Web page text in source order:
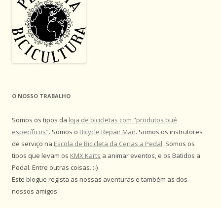
O NOSSO TRABALHO
Somos os tipos da loja de bicicletas com "produtos bué
específicos". Somos o Bicycle Repair Man. Somos os instrutores
de serviço na Escola de Bicicleta da Cenas a Pedal. Somos os
tipos que levam os KMX Karts a animar eventos, e os Batidos a
Pedal. Entre outras coisas. :-)
Este blogue regista as nossas aventuras e também as dos
nossos amigos.